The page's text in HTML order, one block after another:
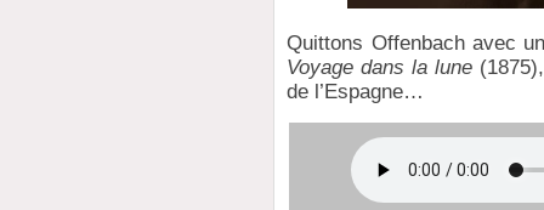
Quittons Offenbach avec
Voyage dans la lune(1875),
de l’Espagne…